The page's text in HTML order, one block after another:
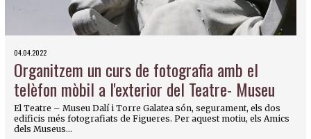
04.04.2022
Organitzem un curs de fotografia amb el
telèfon mòbil a l'exterior del Teatre- Museu
El Teatre – Museu Dalí i Torre Galatea són, segurament, els dos
edificis més fotografiats de Figueres. Per aquest motiu, els Amics
dels Museus...